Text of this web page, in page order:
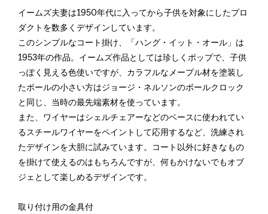
イームズ夫妻は1950年代に入ってから子供を対象にしたプロ
ダクトを数多くデザインしています。
このシンプルなコート掛け、「ハング・イット・オール」は
1953年の作品。イームズ作品としては珍しくポップで、子供
っぽく見える色使いですが、カラフルなメープル材を塗装し
たボールの小さい方はジョージ・ネルソンのボールクロック
と同じ、当時の最先端素材を使っています。
また、ワイヤーはシェルチェアーなどのベースに使われてい
るスチールワイヤーをペイントして応用するなど、洗練され
たデザインを大胆に試みています。コート以外に好きなもの
を掛けて使えるのはもちろんですが、何もかけないでもオブ
ジェとして楽しめるデザインです。
取り付け用の金具付